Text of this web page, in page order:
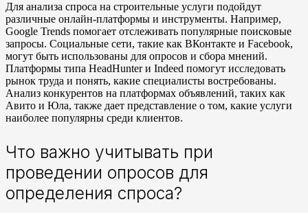
Для анализа спроса на строительные услуги подойдут
различные онлайн-платформы и инструменты. Например,
Google Trends помогает отслеживать популярные поисковые
запросы. Социальные сети, такие как ВКонтакте и Facebook,
могут быть использованы для опросов и сбора мнений.
Платформы типа HeadHunter и Indeed помогут исследовать
рынок труда и понять, какие специалисты востребованы.
Анализ конкурентов на платформах объявлений, таких как
Авито и Юла, также дает представление о том, какие услуги
наиболее популярны среди клиентов.
Что важно учитывать при
проведении опросов для
определения спроса?